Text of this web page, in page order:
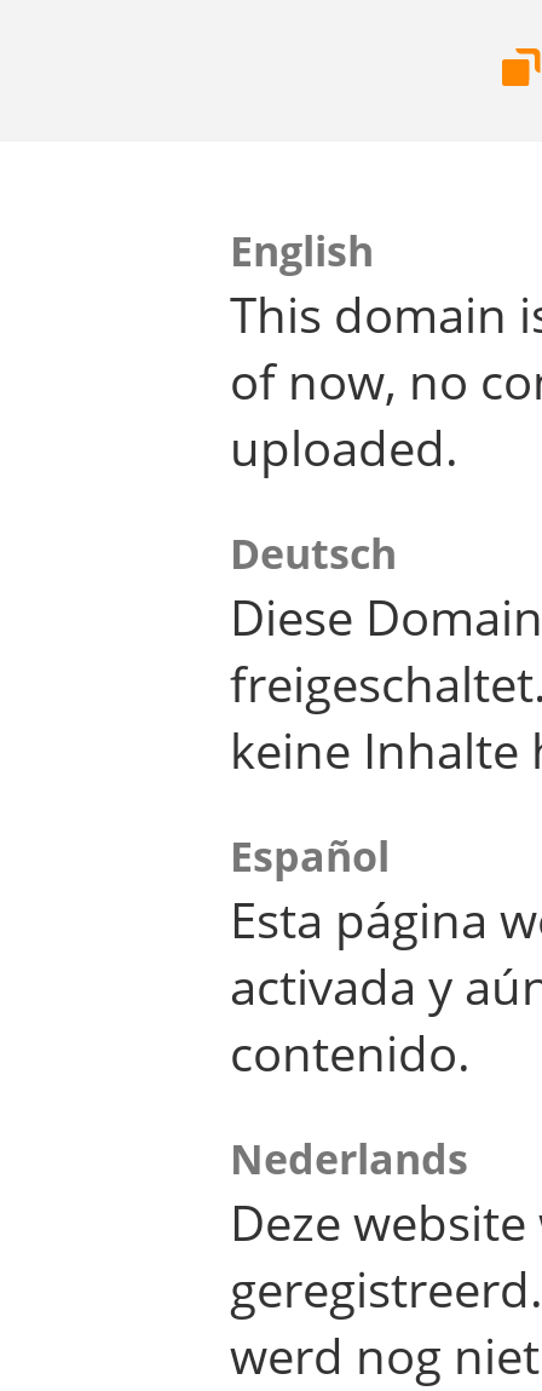
English
This domain
of now, no
uploaded.
Deutsch
Diese
keine Inhalte
Español
Esta página
activada y
contenido.
Nederlands
Deze
werd nog